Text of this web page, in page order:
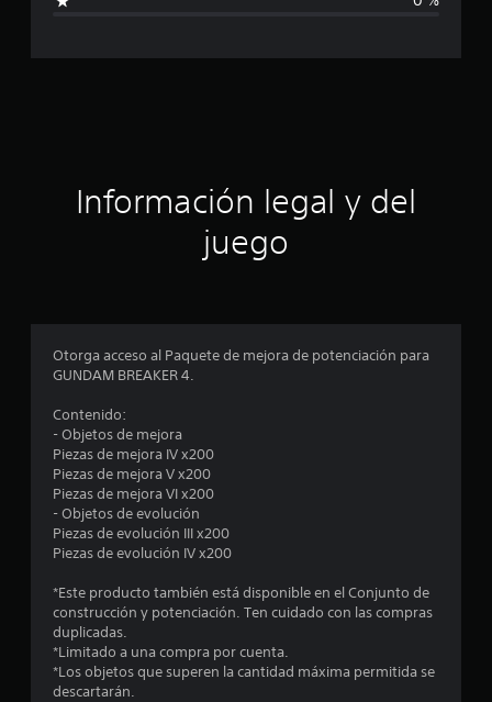
f
a
o
n
Información legal y del
juego
Otorga acceso al Paquete de mejora de potenciación para
GUNDAM BREAKER 4.
Contenido:
- Objetos de mejora
Piezas de mejora IV x200
Piezas de mejora V x200
Piezas de mejora VI x200
- Objetos de evolución
Piezas de evolución III x200
Piezas de evolución IV x200
*Este producto también está disponible en el Conjunto de
construcción y potenciación. Ten cuidado con las compras
duplicadas.
*Limitado a una compra por cuenta.
*Los objetos que superen la cantidad máxima permitida se
descartarán.